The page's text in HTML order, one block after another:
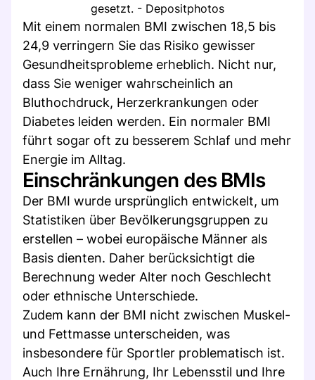
gesetzt. - Depositphotos
Mit einem normalen BMI zwischen 18,5 bis
24,9 verringern Sie das Risiko gewisser
Gesundheitsprobleme erheblich. Nicht nur,
dass Sie weniger wahrscheinlich an
Bluthochdruck, Herzerkrankungen oder
Diabetes leiden werden. Ein normaler BMI
führt sogar oft zu besserem Schlaf und mehr
Energie im Alltag.
Einschränkungen des BMIs
Der BMI wurde ursprünglich entwickelt, um
Statistiken über Bevölkerungsgruppen zu
erstellen – wobei europäische Männer als
Basis dienten. Daher berücksichtigt die
Berechnung weder Alter noch Geschlecht
oder ethnische Unterschiede.
Zudem kann der BMI nicht zwischen Muskel-
und Fettmasse unterscheiden, was
insbesondere für Sportler problematisch ist.
Auch Ihre Ernährung, Ihr Lebensstil und Ihre